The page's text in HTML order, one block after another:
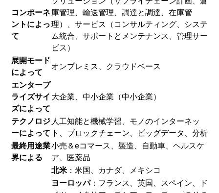
コンポーネ
ントによっ
て
庫管理、輸送管理、調達と調達、在庫管
理）、サービス（コンサルティング、システ
ム統合、サポートとメンテナンス、管理サー
ビス）
展開モード
によって
オンプレミス、クラウドベース
エンタープ
ライズサイ
ズによって
大企業、中小企業（中小企業）
テクノロジ
ーによって
人工知能と機械学習、モノのインターネッ
ト、ブロックチェーン、ビッグデータ、分析
最終用途業
界による
小売＆eコマース、製造、自動車、ヘルスケ
ア、医薬品
北米 ：米国、カナダ、メキシコ
ヨーロッパ：フランス、英国、スペイン、ド